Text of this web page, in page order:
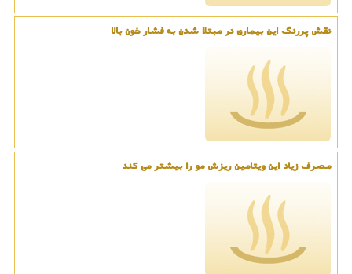
نقش پررنگ این بیماری در مبتلا شدن به فشار خون بالا
مصرف زیاد این ویتامین ریزش مو را بیشتر می کند